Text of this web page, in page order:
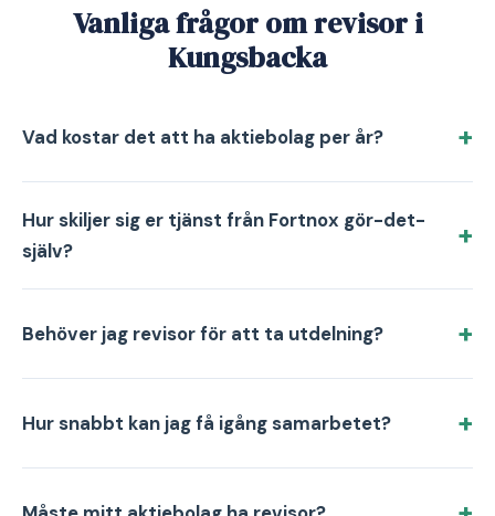
Vanliga frågor om revisor i
Kungsbacka
Vad kostar det att ha aktiebolag per år?
Hur skiljer sig er tjänst från Fortnox gör-det-
själv?
Behöver jag revisor för att ta utdelning?
Hur snabbt kan jag få igång samarbetet?